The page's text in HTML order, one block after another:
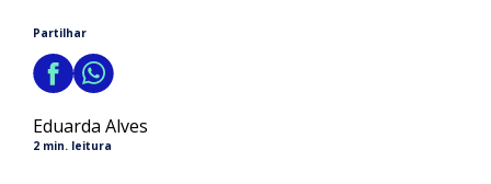
Partilhar
Eduarda Alves
2 min. leitura